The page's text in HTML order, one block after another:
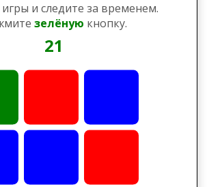
и следите за временем.
зелёную кнопку.
21